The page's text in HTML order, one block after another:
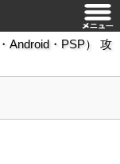
Android・PSP） 攻